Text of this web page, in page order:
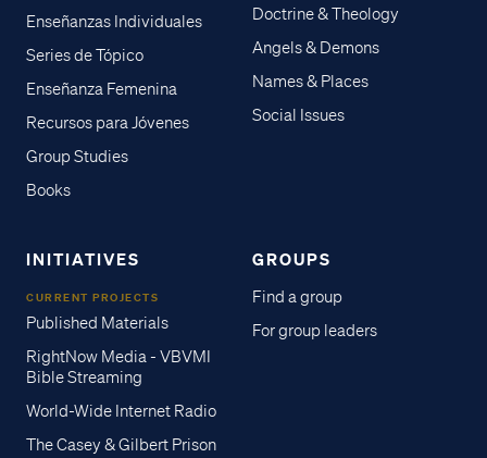
Enseñanzas Individuales
Series de Tópico
Enseñanza Femenina
Recursos para Jóvenes
Group Studies
Books
Doctrine & Theology
Angels & Demons
Names & Places
Social Issues
INITIATIVES
CURRENT PROJECTS
Published Materials
RightNow Media - VBVMI
Bible Streaming
World-Wide Internet Radio
The Casey & Gilbert Prison
GROUPS
Find a group
For group leaders